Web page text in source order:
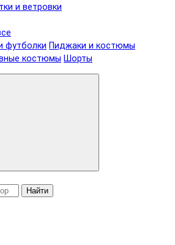
и ветровки
футболки Пиджаки и костюмы
костюмы Шорты
Найти